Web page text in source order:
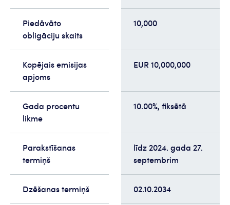
Piedāvāto
obligāciju skaits
10,000
Kopējais emisijas
apjoms
EUR 10,000,000
Gada procentu
likme
10.00%, fiksētā
Parakstīšanas
termiņš
līdz 2024. gada 27.
septembrim
Dzēšanas termiņš 02.10.2034